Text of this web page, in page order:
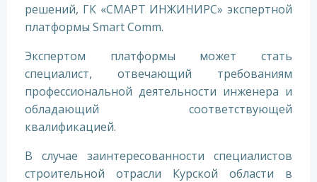
решений, ГК «СМАРТ ИНЖИНИРС» экспертной
платформы Smart Comm.
Экспертом платформы может стать
специалист, отвечающий требованиям
профессиональной деятельности инженера и
обладающий соответствующей
квалификацией.
В случае заинтересованности специалистов
строительной отрасли Курской области в